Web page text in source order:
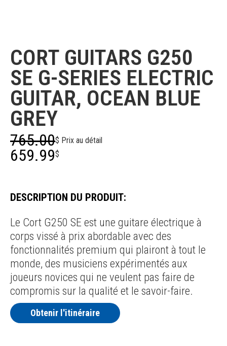
CORT GUITARS G250
SE G-SERIES ELECTRIC
GUITAR, OCEAN BLUE
GREY
765.00$ Prix au détail
659.99$
DESCRIPTION DU PRODUIT:
Le Cort G250 SE est une guitare électrique à
corps vissé à prix abordable avec des
fonctionnalités premium qui plairont à tout le
monde, des musiciens expérimentés aux
joueurs novices qui ne veulent pas faire de
compromis sur la qualité et le savoir-faire.
Obtenir l'itinéraire